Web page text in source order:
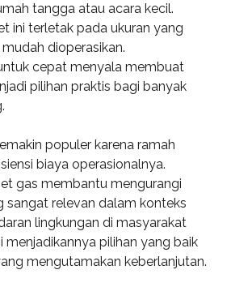
tangga atau acara kecil.
ini terletak pada ukuran yang
dioperasikan.
cepat menyala membuat
pilihan praktis bagi banyak
populer karena ramah
biaya operasionalnya.
gas membantu mengurangi
sangat relevan dalam konteks
lingkungan di masyarakat
menjadikannya pilihan yang baik
mengutamakan keberlanjutan.